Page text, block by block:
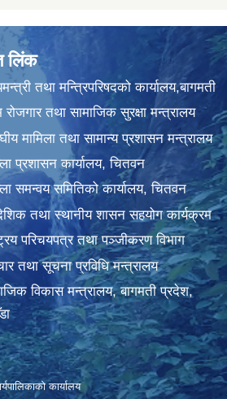
लिंक
तथा मन्त्रिपरिषदको कार्यालय,बागमती
रोजगार तथा सामाजिक सुरक्षा मन्त्रालय
मामिला तथा सामान्य प्रशासन मन्त्रालय
प्रशासन कार्यालय, चितवन
समन्वय समितिको कार्यालय, चितवन
तथा स्थानीय शासन सहयोग कार्यक्रम
परिचयपत्र तथा पञ्‍जीकरण विभाग
तथा सूचना प्रविधि मन्त्रालय
विकास मन्त्रालय, बागमती प्रदेश,
कार्यालय